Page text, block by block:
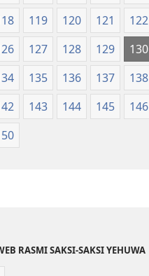
119 120 121 122
127 128 129 130
135 136 137 138
143 144 145 146
RASMI SAKSI-SAKSI YEHUWA